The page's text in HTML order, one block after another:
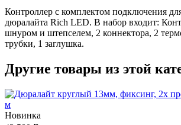
Контроллер с комплектом подключения
дюралайта Rich LED. В набор входит:
шнуром и штепселем, 2 коннектора, 2
трубки, 1 заглушка.
Другие товары из этой
Новинка